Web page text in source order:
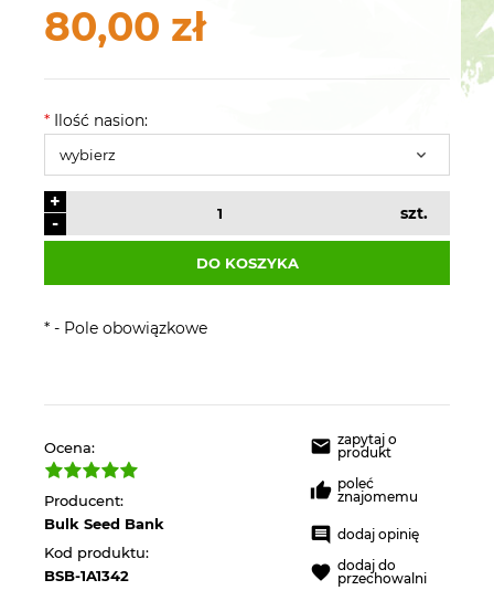
80,00 zł
* Ilość nasion:
-
+
szt.
DO KOSZYKA
* - Pole obowiązkowe
Ocena:
Producent:
Bulk Seed Bank
Kod produktu:
BSB-1A1342
zapytaj o
produkt
poleć
znajomemu
dodaj opinię
dodaj do
przechowalni